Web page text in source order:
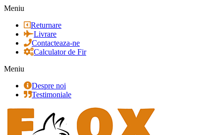
Meniu
Returnare
Livrare
Contacteaza-ne
Calculator de Fir
Meniu
Despre noi
Testimoniale